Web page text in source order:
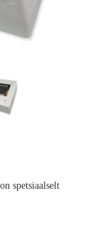
spetsiaalselt